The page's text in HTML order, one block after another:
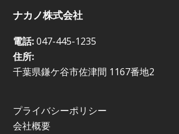
ナカノ株式会社
電話: 047-445-1235
住所:
千葉県鎌ケ谷市佐津間 1167番地2
プライバシーポリシー
会社概要